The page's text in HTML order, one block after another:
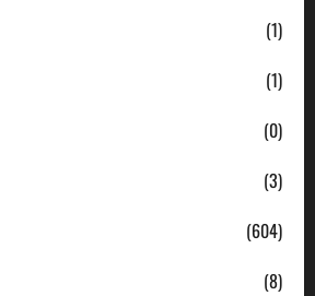
(1)
(1)
(0)
(3)
(604)
(8)